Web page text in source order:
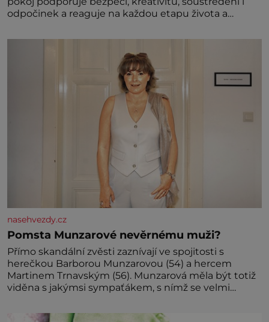
odpočinek a reaguje na každou etapu života a
jednoduchost, měkkost a bezpečí, proto by pokoj
nasehvezdy.cz
Pomsta Munzarové nevěrnému muži?
Přímo skandální zvěsti zaznívají ve spojitosti s
herečkou Barborou Munzarovou (54) a hercem
Martinem Trnavským (56). Munzarová měla být totiž
viděna s jakýmsi sympaťákem, s nímž se velmi